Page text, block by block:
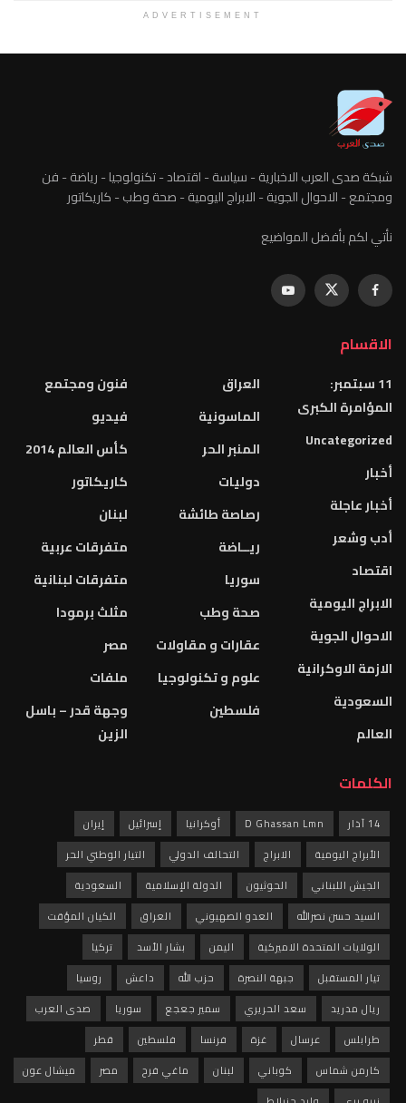
ADVERTISEMENT
شبكة صدى العرب الاخبارية - سياسة - اقتصاد - تكنولوجيا - رياضة - فن
ومجتمع - الاحوال الجوية - الابراج اليومية - صحة وطب - كاريكاتور
نأتي لكم بأفضل المواضيع
الاقسام
11 سبتمبر:
المؤامرة الكبرى
Uncategorized
أخبار
أخبار عاجلة
أدب وشعر
اقتصاد
الابراج اليومية
الاحوال الجوية
الازمة الاوكرانية
السعودية
العالم
العراق
الماسونية
المنبر الحر
دوليات
رصاصة طائشة
ريــاضة
سوريا
صحة وطب
عقارات و مقاولات
علوم و تكنولوجيا
فلسطين
فنون ومجتمع
فيديو
كأس العالم 2014
كاريكاتور
لبنان
متفرقات عربية
متفرقات لبنانية
مثلث برمودا
مصر
ملفات
وجهة قدر – باسل
الزين
الكلمات
14 آذار D Ghassan Lmn أوكرانيا إسرائيل
إيران
الأبراج اليومية
الابراج التحالف الدولي
التيار الوطني الحر
الجيش اللبناني
الحوثيون الدولة الإسلامية
السعودية
السيد حسن نصرالله
العدو الصهيوني العراق
الكيان المؤقت
الولايات المتحدة الاميركية
اليمن بشار الأسد
تركيا
تيار المستقبل
جبهة النصرة حزب الله داعش
روسيا
ريال مدريد
سعد الحريري سمير جعجع سوريا
صدى العرب
طرابلس
عرسال غزة فرنسا فلسطين
قطر
كارمن شماس
كوباني لبنان ماغي فرح مصر
ميشال عون